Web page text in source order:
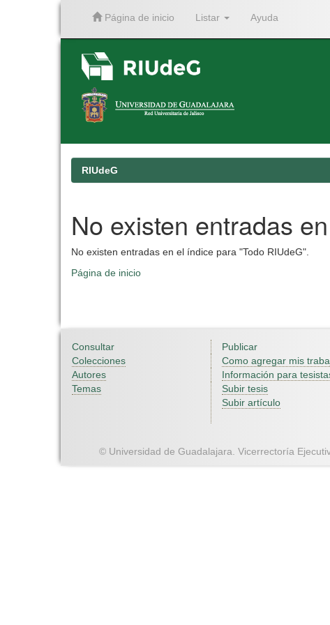
Página de inicio Listar Ayuda
RIUdeG
No existen entradas
No existen entradas en el índice para "Todo RIUdeG".
Página de inicio
Consultar
Colecciones
Autores
Temas
Publicar
Como agregar mis
Información para
Subir tesis
Subir artículo
© Universidad de Guadalajara. Vicerrectoría